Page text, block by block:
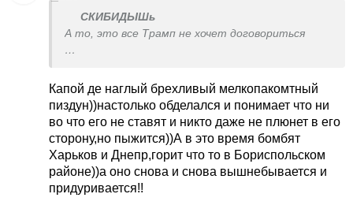
СКИБИДЫШь
А то, это все Трамп не хочет договориться
не чекати, поки США закінчать всі конфлікті у
світі, а потім «черга» дійде до нас, — заявив
Капой де наглый брехливый мелкопакомтный
пиздун))настолько обделался и понимает что ни
во что его не ставят и никто даже не плюнет в его
сторону,но пыжится))А в это время бомбят
Харьков и Днепр,горит что то в Бориспольском
районе))а оно снова и снова вышнебывается и
придуривается!!